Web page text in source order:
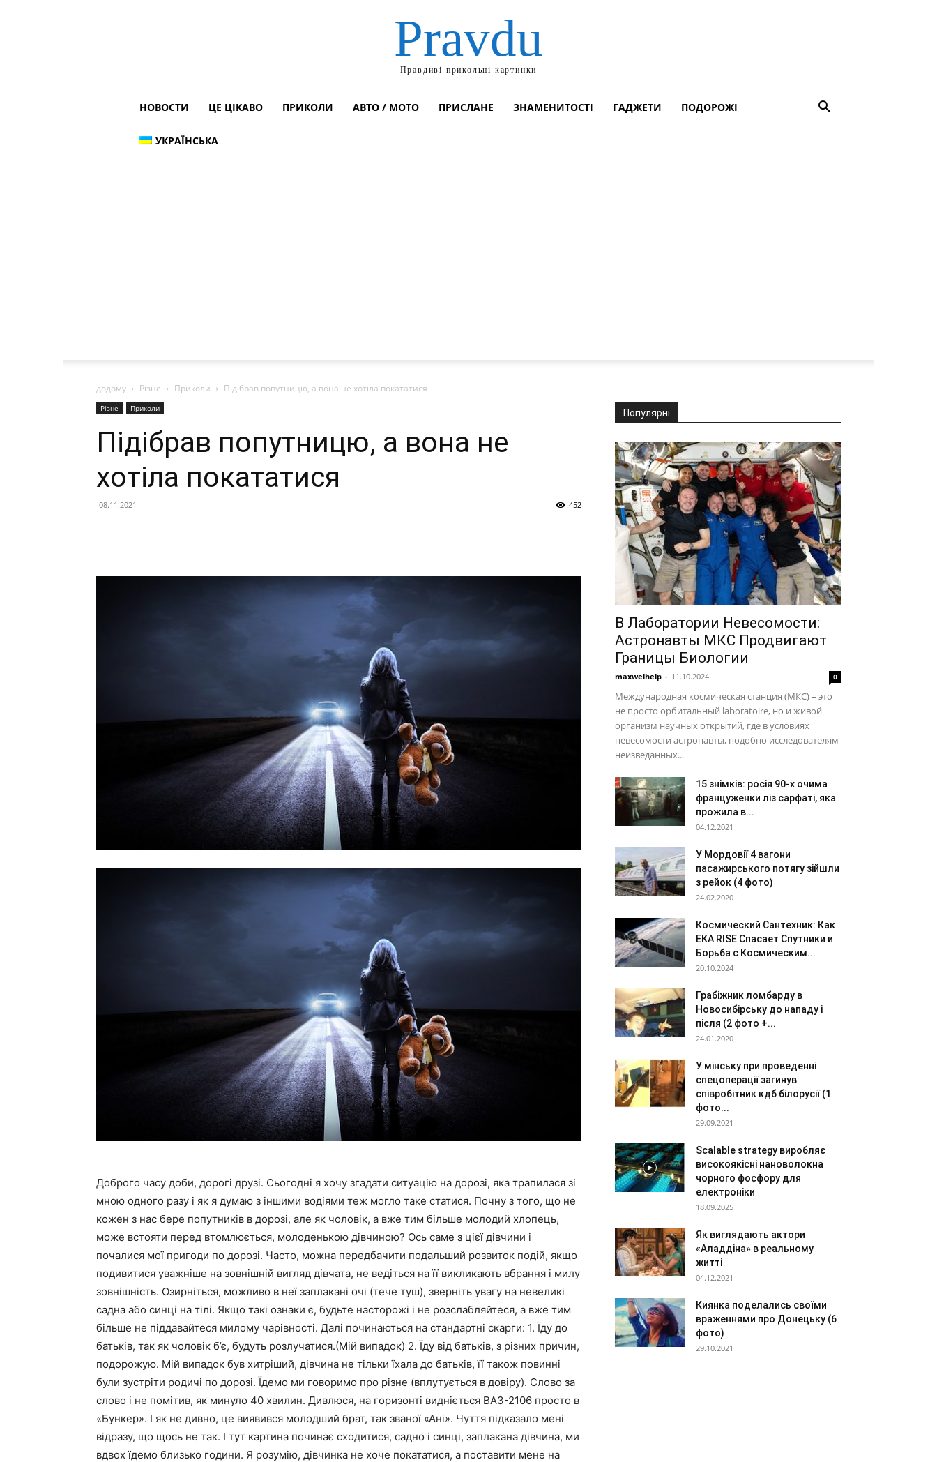
Pravdu
Правдиві прикольні картинки
НОВОСТИ ЦЕ ЦІКАВО ПРИКОЛИ АВТО / МОТО ПРИСЛАНЕ ЗНАМЕНИТОСТІ ГАДЖЕТИ ПОДОРОЖІ
УКРАЇНСЬКА
додому Різне Приколи Підібрав попутницю, а вона не хотіла покататися
Різне Приколи
Підібрав попутницю, а вона не
хотіла покататися
08.11.2021 452
Доброго часу доби, дорогі друзі. Сьогодні я хочу згадати ситуацію на дорозі, яка трапилася зі
мною одного разу і як я думаю з іншими водіями теж могло таке статися. Почну з того, що не
кожен з нас бере попутників в дорозі, але як чоловік, а вже тим більше молодий хлопець,
може встояти перед втомлюється, молоденькою дівчиною? Ось саме з цієї дівчини і
почалися мої пригоди по дорозі. Часто, можна передбачити подальший розвиток подій, якщо
подивитися уважніше на зовнішній вигляд дівчата, не ведіться на її викликають вбрання і милу
зовнішність. Озирніться, можливо в неї заплакані очі (тече туш), зверніть увагу на невеликі
садна або синці на тілі. Якщо такі ознаки є, будьте насторожі і не розслабляйтеся, а вже тим
більше не піддавайтеся милому чарівності. Далі починаються на стандартні скарги: 1. Їду до
батьків, так як чоловік б’є, будуть розлучатися.(Мій випадок) 2. Їду від батьків, з різних причин,
подорожую. Мій випадок був хитріший, дівчина не тільки їхала до батьків, її також повинні
були зустріти родичі по дорозі. Їдемо ми говоримо про різне (вплутується в довіру). Слово за
слово і не помітив, як минуло 40 хвилин. Дивлюся, на горизонті видніється ВАЗ-2106 просто в
«Бункер». І як не дивно, це виявився молодший брат, так званої «Ані». Чуття підказало мені
відразу, що щось не так. І тут картина починає сходитися, садно і синці, заплакана дівчина, ми
вдвох їдемо близько години. Я розумію, дівчинка не хоче покататися, а поставити мене на
Популярні
В Лаборатории Невесомости:
Астронавты МКС Продвигают
Границы Биологии
maxwelhelp - 11.10.2024 0
Международная космическая станция (МКС) – это
не просто орбитальный laboratoire, но и живой
организм научных открытий, где в условиях
невесомости астронавты, подобно исследователям
неизведанных...
15 знімків: росія 90-х очима
француженки ліз сарфаті, яка
прожила в...
04.12.2021
У Мордовії 4 вагони
пасажирського потягу зійшли
з рейок (4 фото)
24.02.2020
Космический Сантехник: Как
ЕКА RISE Спасает Спутники и
Борьба с Космическим...
20.10.2024
Грабіжник ломбарду в
Новосибірську до нападу і
після (2 фото +...
24.01.2020
У мінську при проведенні
спецоперації загинув
співробітник кдб білорусії (1
фото...
29.09.2021
Scalable strategy виробляє
високоякісні нановолокна
чорного фосфору для
електроніки
18.09.2025
Як виглядають актори
«Аладдіна» в реальному
житті
04.12.2021
Киянка поделались своїми
враженнями про Донецьку (6
фото)
29.10.2021